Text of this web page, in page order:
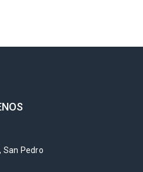
San Pedro